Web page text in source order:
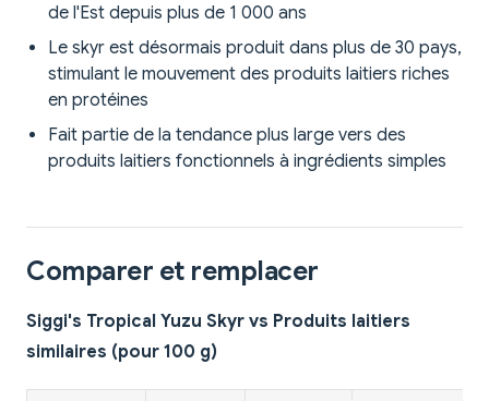
de l'Est depuis plus de 1 000 ans
Le skyr est désormais produit dans plus de 30 pays,
stimulant le mouvement des produits laitiers riches
en protéines
Fait partie de la tendance plus large vers des
produits laitiers fonctionnels à ingrédients simples
Comparer et remplacer
Siggi's Tropical Yuzu Skyr vs Produits laitiers
similaires (pour 100 g)